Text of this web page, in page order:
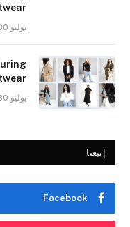
يوليو 30, 2026
يوليو 30, 2026
إتبعنا
Facebook